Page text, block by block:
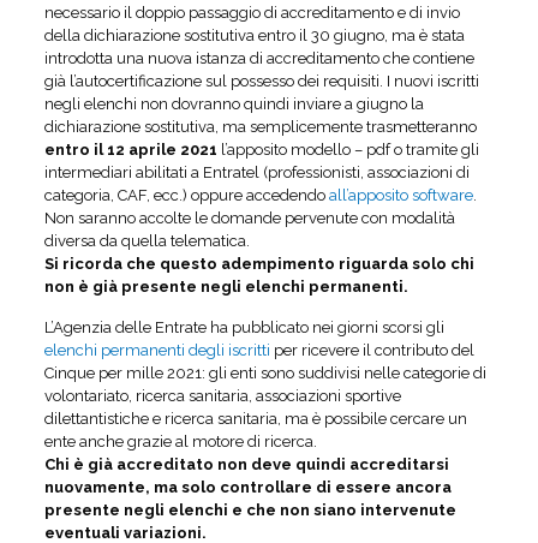
necessario il doppio passaggio di accreditamento e di invio
della dichiarazione sostitutiva entro il 30 giugno, ma è stata
introdotta una nuova istanza di accreditamento che contiene
già l’autocertificazione sul possesso dei requisiti. I nuovi iscritti
negli elenchi non dovranno quindi inviare a giugno la
dichiarazione sostitutiva, ma semplicemente trasmetteranno
entro il 12 aprile 2021 l’apposito modello – pdf o tramite gli
intermediari abilitati a Entratel (professionisti, associazioni di
categoria, CAF, ecc.) oppure accedendo all’apposito software.
Non saranno accolte le domande pervenute con modalità
diversa da quella telematica.
Si ricorda che questo adempimento riguarda solo chi
non è già presente negli elenchi permanenti.
L’Agenzia delle Entrate ha pubblicato nei giorni scorsi gli
elenchi permanenti degli iscritti per ricevere il contributo del
Cinque per mille 2021: gli enti sono suddivisi nelle categorie di
volontariato, ricerca sanitaria, associazioni sportive
dilettantistiche e ricerca sanitaria, ma è possibile cercare un
ente anche grazie al motore di ricerca.
Chi è già accreditato non deve quindi accreditarsi
nuovamente, ma solo controllare di essere ancora
presente negli elenchi e che non siano intervenute
eventuali variazioni.